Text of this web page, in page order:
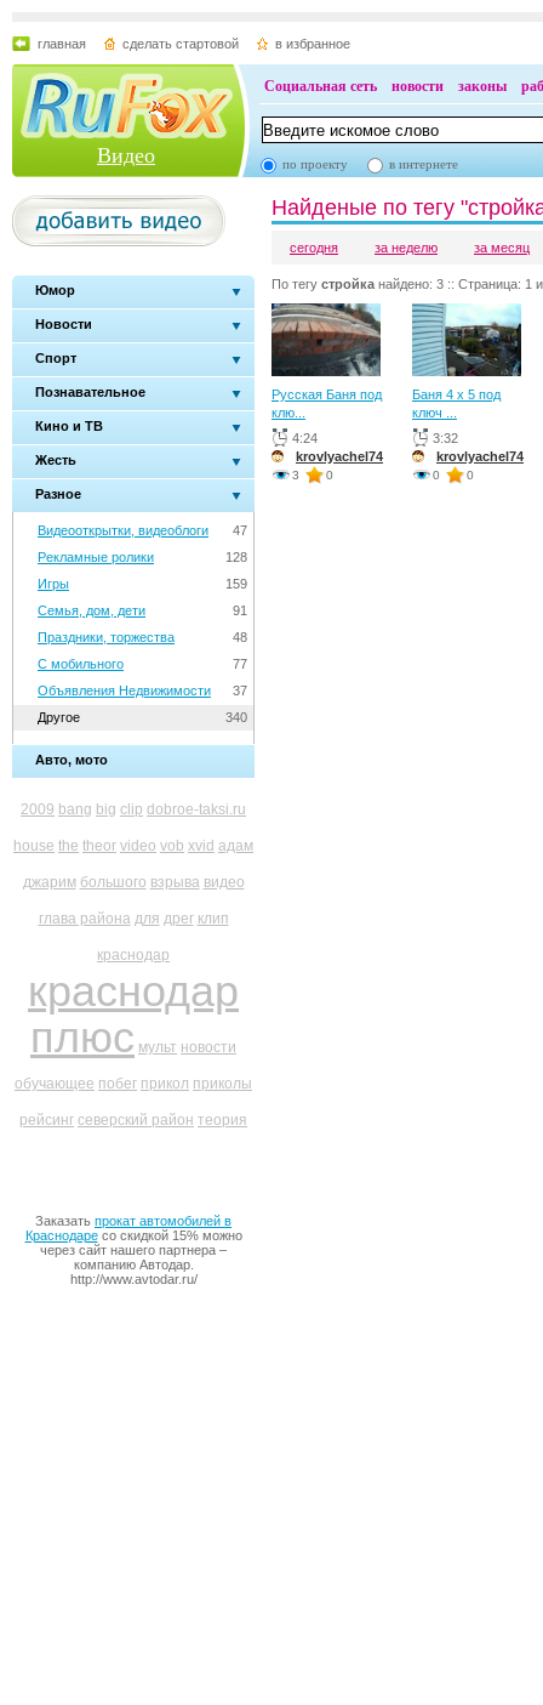
главная сделать стартовой в избранное
Видео
Социальная сеть новости законы
по проекту в интернете
Юмор
Новости
Спорт
Познавательное
Кино и ТВ
Жесть
Разное
47
Видеооткрытки, видеоблоги
128
Рекламные ролики
159
Игры
91
Семья, дом, дети
48
Праздники, торжества
77
С мобильного
37
Объявления Недвижимости
340
Другое
Авто, мото
2009 bang big clip dobroe-taksi.ru
house the theor video vob xvid адам
джарим большого взрыва видео
глава района для дрег клип
краснодар
краснодар
плюс мульт новости
обучающее побег прикол приколы
рейсинг северский район теория
Заказать прокат автомобилей в
Краснодаресо скидкой 15% можно
через сайт нашего партнера –
компанию Автодар.
http://www.avtodar.ru/
Найденые по тегу
сегодня за неделю за месяц
По тегу стройка найдено: 3 :: Страница: 1
Русская Баня под
клю...
4:24
krovlyachel74
3 0
Баня 4 х 5 под
ключ ...
3:32
krovlyachel74
0 0